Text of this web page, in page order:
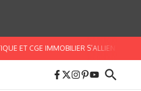
IMMOBILIER S’ALLIENT POUR